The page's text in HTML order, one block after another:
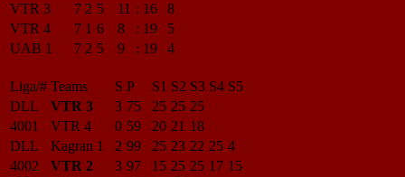
VTR 3
7 2 5 11 : 16
8
VTR 4
7 1 6 8 : 19
5
UAB 1
7 2 5 9 : 19 4
Liga/# Teams S P S1 S2 S3 S4 S5
DLL
VTR 3 3 75 25 25 25
4001
VTR 4 0 59 20 21 18
DLL
Kagran 1 2 99 25 23 22 25 4
4002
VTR 2 3 97 15 25 25 17 15